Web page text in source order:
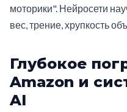
моторики". Нейросети
вес, трение, хрупкость
Глубокое
Amazon и
AI